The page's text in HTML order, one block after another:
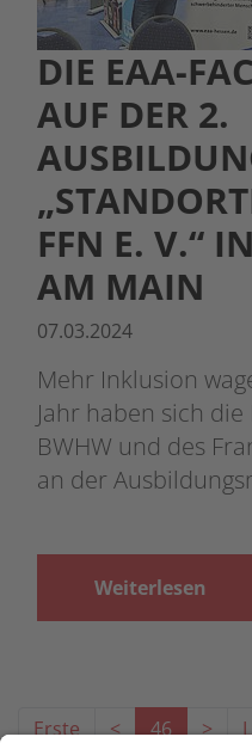
DIE EAA-
AUF DER 2.
FFN E. V.“
AM MAIN
07.03.2024
Mehr Inklusion
Jahr haben sich
BWHW und des
an der
Weiterlesen
Erste < 46 >